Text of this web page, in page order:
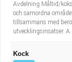
Avdelning Måltid/
och samordna
tillsammans med
utvecklingsinsatser.
Kock